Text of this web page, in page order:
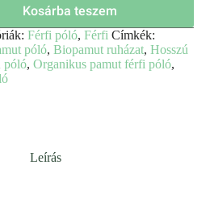
Kosárba teszem
Férfi póló, Férfi Címkék:
póló, Biopamut ruházat, Hosszú
póló, Organikus pamut férfi póló,
Leírás